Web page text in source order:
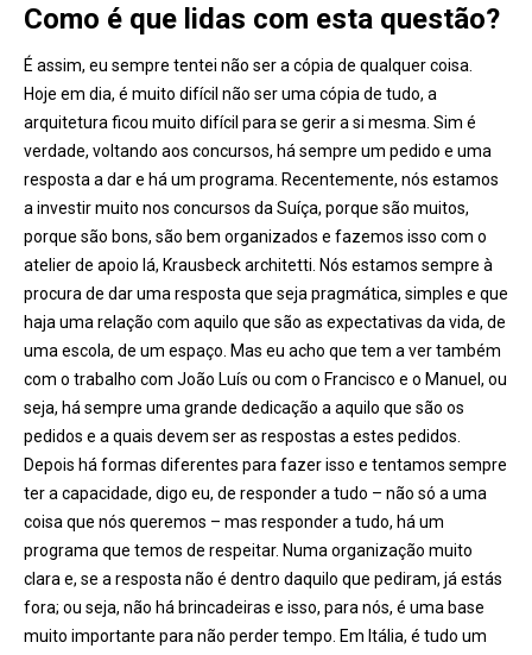
Como é que lidas com esta questão?
É assim, eu sempre tentei não ser a cópia de qualquer coisa.
Hoje em dia, é muito difícil não ser uma cópia de tudo, a
arquitetura ficou muito difícil para se gerir a si mesma. Sim é
verdade, voltando aos concursos, há sempre um pedido e uma
resposta a dar e há um programa. Recentemente, nós estamos
a investir muito nos concursos da Suíça, porque são muitos,
porque são bons, são bem organizados e fazemos isso com o
atelier de apoio lá, Krausbeck architetti. Nós estamos sempre à
procura de dar uma resposta que seja pragmática, simples e que
haja uma relação com aquilo que são as expectativas da vida, de
uma escola, de um espaço. Mas eu acho que tem a ver também
com o trabalho com João Luís ou com o Francisco e o Manuel, ou
seja, há sempre uma grande dedicação a aquilo que são os
pedidos e a quais devem ser as respostas a estes pedidos.
Depois há formas diferentes para fazer isso e tentamos sempre
ter a capacidade, digo eu, de responder a tudo – não só a uma
coisa que nós queremos – mas responder a tudo, há um
programa que temos de respeitar. Numa organização muito
clara e, se a resposta não é dentro daquilo que pediram, já estás
fora; ou seja, não há brincadeiras e isso, para nós, é uma base
muito importante para não perder tempo. Em Itália, é tudo um